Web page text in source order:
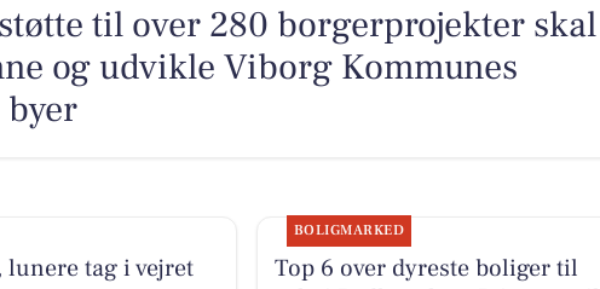
til over 280 borgerprojekter skal
og udvikle Viborg Kommunes
lunere tag i vejret
BOLIGMARKED
Top 6 over dyreste boliger til